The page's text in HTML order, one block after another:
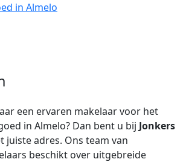
in Almelo
een ervaren makelaar voor het
in Almelo? Dan bent u bij Jonkers
juiste adres. Ons team van
beschikt over uitgebreide